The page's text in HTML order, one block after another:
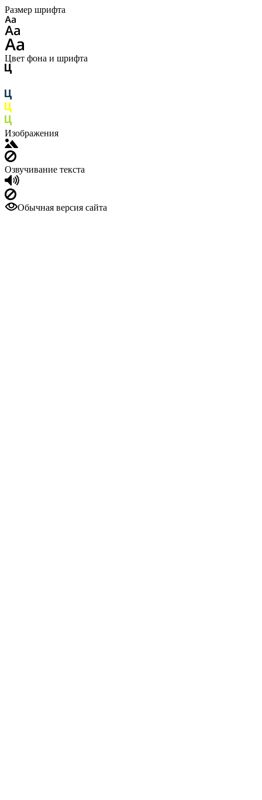
Размер шрифта
Цвет фона и шрифта
Изображения
Озвучивание текста
Обычная версия сайта